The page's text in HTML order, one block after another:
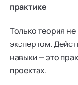
практике
Только теория
экспертом.
навыки — это
проектах.